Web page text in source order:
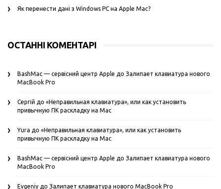
Як перенести дані з Windows PC на Apple Mac?
ОСТАННІ КОМЕНТАРІ
BashMac — сервісний центр Apple до Залипает клавиатура нового
MacBook Pro
Сергій до «Неправильная клавиатура», или как установить
привычную ПК раскладку на Mac
Yura до «Неправильная клавиатура», или как установить
привычную ПК раскладку на Mac
BashMac — сервісний центр Apple до Залипает клавиатура нового
MacBook Pro
Evgeniy до Залипает клавиатура нового MacBook Pro